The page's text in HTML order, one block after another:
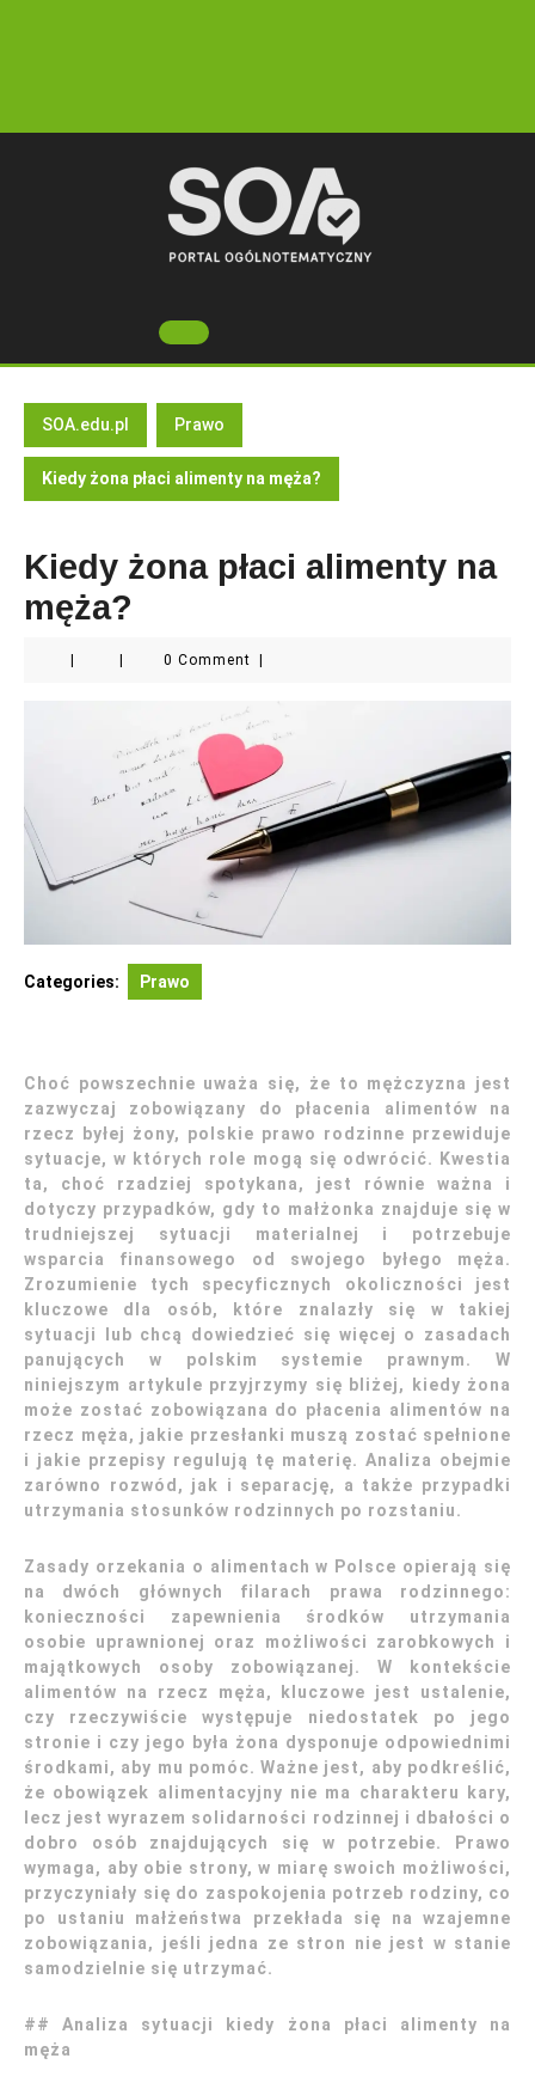
Open
Button
SOA.edu.pl Prawo
Kiedy żona płaci alimenty na męża?
Kiedy żona płaci alimenty na
męża?
0 Comment
Categories: Prawo
Choć powszechnie uważa się, że to mężczyzna jest
zazwyczaj zobowiązany do płacenia alimentów na
rzecz byłej żony, polskie prawo rodzinne przewiduje
sytuacje, w których role mogą się odwrócić. Kwestia
ta, choć rzadziej spotykana, jest równie ważna i
dotyczy przypadków, gdy to małżonka znajduje się w
trudniejszej sytuacji materialnej i potrzebuje
wsparcia finansowego od swojego byłego męża.
Zrozumienie tych specyficznych okoliczności jest
kluczowe dla osób, które znalazły się w takiej
sytuacji lub chcą dowiedzieć się więcej o zasadach
panujących w polskim systemie prawnym. W
niniejszym artykule przyjrzymy się bliżej, kiedy żona
może zostać zobowiązana do płacenia alimentów na
rzecz męża, jakie przesłanki muszą zostać spełnione
i jakie przepisy regulują tę materię. Analiza obejmie
zarówno rozwód, jak i separację, a także przypadki
utrzymania stosunków rodzinnych po rozstaniu.
Zasady orzekania o alimentach w Polsce opierają się
na dwóch głównych filarach prawa rodzinnego:
konieczności zapewnienia środków utrzymania
osobie uprawnionej oraz możliwości zarobkowych i
majątkowych osoby zobowiązanej. W kontekście
alimentów na rzecz męża, kluczowe jest ustalenie,
czy rzeczywiście występuje niedostatek po jego
stronie i czy jego była żona dysponuje odpowiednimi
środkami, aby mu pomóc. Ważne jest, aby podkreślić,
że obowiązek alimentacyjny nie ma charakteru kary,
lecz jest wyrazem solidarności rodzinnej i dbałości o
dobro osób znajdujących się w potrzebie. Prawo
wymaga, aby obie strony, w miarę swoich możliwości,
przyczyniały się do zaspokojenia potrzeb rodziny, co
po ustaniu małżeństwa przekłada się na wzajemne
zobowiązania, jeśli jedna ze stron nie jest w stanie
samodzielnie się utrzymać.
## Analiza sytuacji kiedy żona płaci alimenty na
męża